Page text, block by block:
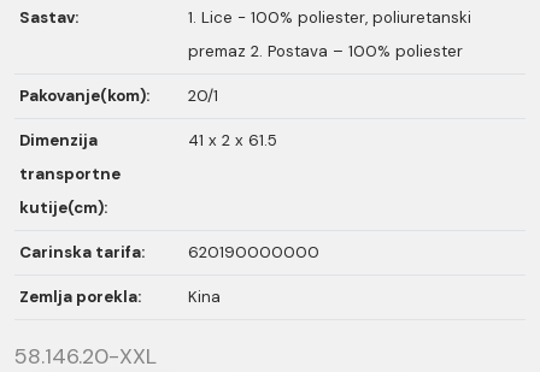
Sastav:
1. Lice - 100% poliester, poliuretanski
premaz 2. Postava – 100% poliester
Pakovanje(kom): 20/1
Dimenzija
transportne
kutije(cm):
41 x 2 x 61.5
Carinska tarifa: 620190000000
Zemlja porekla: Kina
58.146.20-XXL